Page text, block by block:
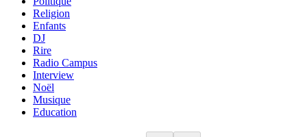
Religion
Enfants
DJ
Rire
Radio Campus
Interview
Noël
Musique
Education